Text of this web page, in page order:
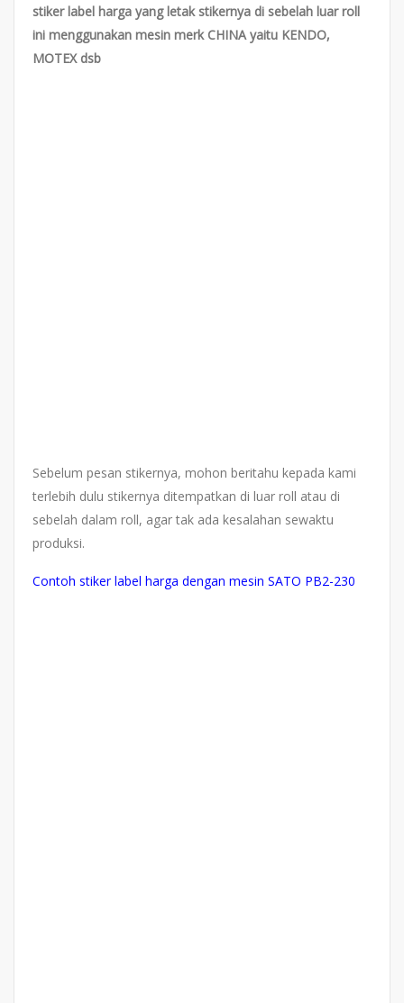
stiker label harga yang letak stikernya di sebelah luar roll
ini menggunakan mesin merk CHINA yaitu KENDO,
MOTEX dsb
Sebelum pesan stikernya, mohon beritahu kepada kami
terlebih dulu stikernya ditempatkan di luar roll atau di
sebelah dalam roll, agar tak ada kesalahan sewaktu
produksi.
Contoh stiker label harga dengan mesin SATO PB2-230